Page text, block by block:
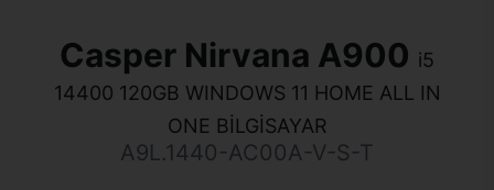
Casper Nirvana A900 i5
14400 120GB WINDOWS 11 HOME ALL IN
ONE BİLGİSAYAR
A9L.1440-AC00A-V-S-T